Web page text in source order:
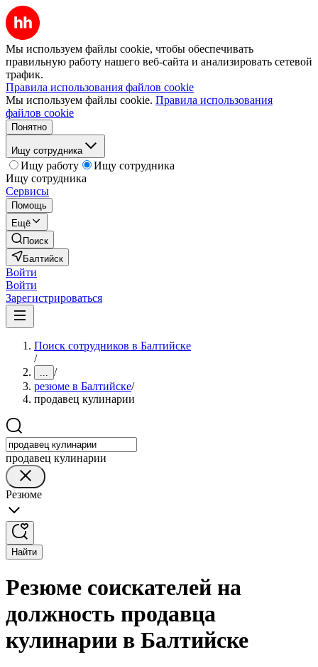
Мы используем файлы cookie, чтобы обеспечивать
правильную работу нашего веб-сайта и анализировать сетевой
трафик.
Правила использования файлов cookie
Мы используем файлы cookie. Правила использования
файлов cookie
Понятно
Ищу сотрудника
Ищу работу
Ищу сотрудника
Ищу сотрудника
Сервисы
Помощь
Ещё
Поиск
Балтийск
Войти
Войти
Зарегистрироваться
Поиск сотрудников в Балтийске
/
... /
резюме в Балтийске/
продавец кулинарии
продавец кулинарии
Резюме
Найти
Резюме соискателей на
должность продавца
кулинарии в Балтийске